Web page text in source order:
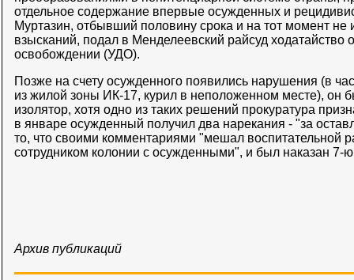
отдельное содержание впервые осужденных и
Муртазин, отбывший половину срока и на тот момент
взысканий, подал в Менделеевский райсуд ходатайство
освобождении (УДО).
Позже на счету осужденного появились нарушения (в
из жилой зоны ИК-17, курил в неположенном месте),
изолятор, хотя одно из таких решений прокуратура
в январе осужденный получил два нарекания - "за
то, что своими комментариями "мешал воспитательной
сотрудником колонии с осужденными", и был наказан
Архив публикаций